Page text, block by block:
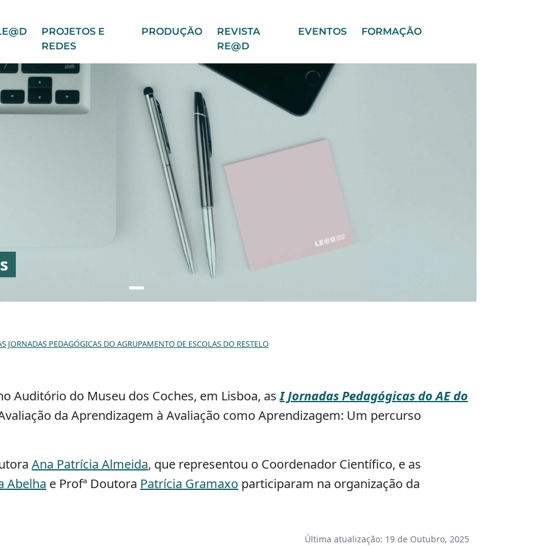
PROJETOS E
REDES
PRODUÇÃO
REVISTA
RE@D
EVENTOS FORMAÇÃO
JORNADAS PEDAGÓGICAS DO AGRUPAMENTO DE ESCOLAS DO RESTELO
Auditório do Museu dos Coches, em Lisboa, asI Jornadas Pedagógicas do AE do
da Aprendizagem à Avaliação como Aprendizagem: Um percurso
Ana Patrícia Almeida, que representou o Coordenador Científico, e as
Abelha e Profª Doutora Patrícia Gramaxo participaram na organização da
Última atualização: 19 de Outubro, 2025